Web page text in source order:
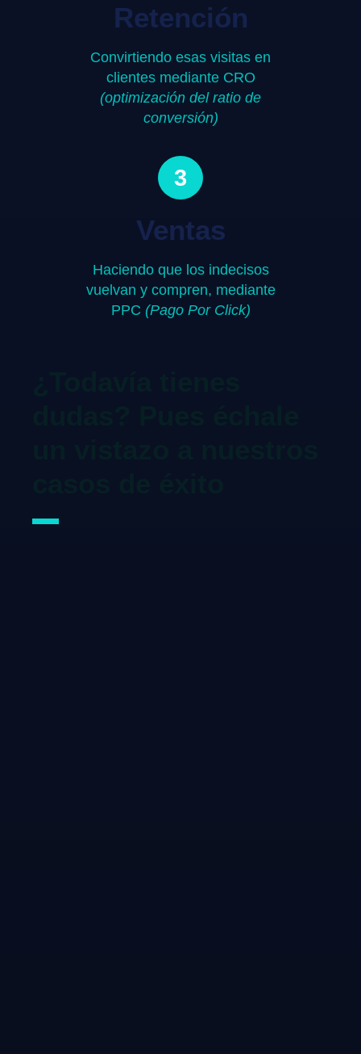
Retención
Convirtiendo esas visitas en
clientes mediante CRO
(optimización del ratio de
conversión)
3
Ventas
Haciendo que los indecisos
vuelvan y compren, mediante
PPC (Pago Por Click)